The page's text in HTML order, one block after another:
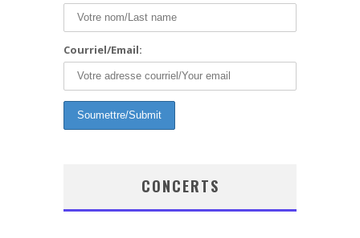
Courriel/Email:
CONCERTS